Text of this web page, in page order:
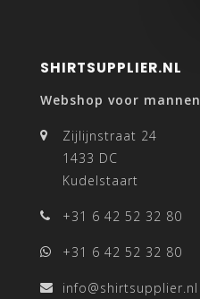
SHIRTSUPPLIER.NL
Webshop voor mannen
Zijlijnstraat 24
1433 DC
Kudelstaart
+31 6 42 52 32 80
+31 6 42 52 32 80
info@shirtsupplier.nl